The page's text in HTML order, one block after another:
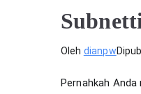
Oleh dianpw
Pernahkah